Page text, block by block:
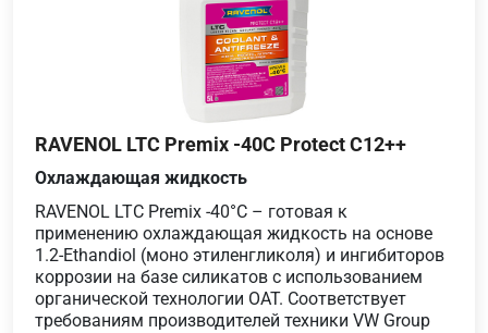
RAVENOL LTC Premix -40C Protect C12++
Охлаждающая жидкость
RAVENOL LTC Premix -40°C – готовая к
применению охлаждающая жидкость на основе
1.2-Ethandiol (моно этиленгликоля) и ингибиторов
коррозии на базе силикатов с использованием
органической технологии OAT. Соответствует
требованиям производителей техники VW Group